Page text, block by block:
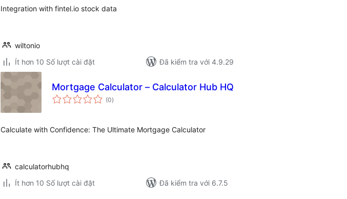
Integration with fintel.io stock data
wiltonio
Ít hơn 10 Số lượt cài đặt
Đã kiểm tra với 4.9.29
Mortgage Calculator – Calculator Hub HQ
(0tổng
đánh
)
Calculate with Confidence: The Ultimate Mortgage Calculator
calculatorhubhq
Ít hơn 10 Số lượt cài đặt
Đã kiểm tra với 6.7.5